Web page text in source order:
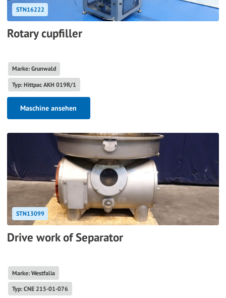
STN16222
Rotary cupfiller
Marke: Grunwald
Typ: Hittpac AKH 019R/1
Maschine ansehen
STN13099
Drive work of Separator
Marke: Westfalia
Typ: CNE 215-01-076